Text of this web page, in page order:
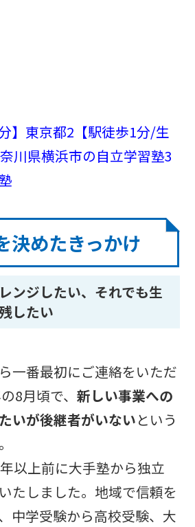
】東京都2【駅徒歩1分/生
川県横浜市の自立学習塾3
決めたきっかけ
ンジしたい、それでも生
したい
一番最初にご連絡をいただ
8月頃で、新しい事業への
いが後継者がいないという
以上前に大手塾から独立
たしました。地域で信頼を
中学受験から高校受験、大